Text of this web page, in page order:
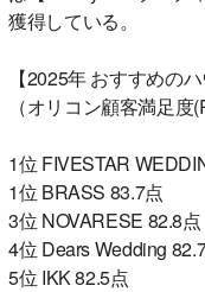
獲得している。
【2025年 おすすめの
（オリコン顧客満足度
1位 FIVESTAR
1位 BRASS 83.7点
3位 NOVARESE 82.8点
4位 Dears Wedding
5位 IKK 82.5点